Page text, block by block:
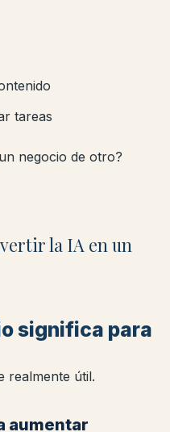
tareas
negocio de otro?
la IA en un
significa para
realmente útil.
aumentar